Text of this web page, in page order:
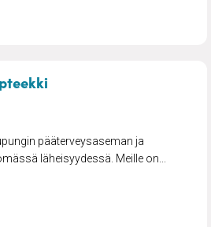
pääterveysaseman ja
läheisyydessä. Meille on...